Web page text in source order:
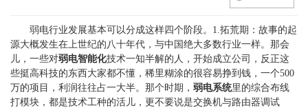
弱电行业发展基本可以分成这样四个阶段。1.拓荒期：故事的起
源大概发生在上世纪的八十年代，与中国绝大多数行业一样。那会
儿，一些对弱电智能化技术一知半解的人，开始成立公司，反正这
些挺高科技的东西大家都不懂，稀里糊涂的很容易挣到钱，一个500
万的项目，利润往往占一大半。那个时期， 弱电系统里的综合布线
打模块，都是技术工种的活儿，更不要说是交换机与路由器调试